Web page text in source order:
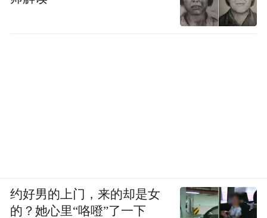
约好男的上门，来的却是女
的？她心里“咯噔”了一下